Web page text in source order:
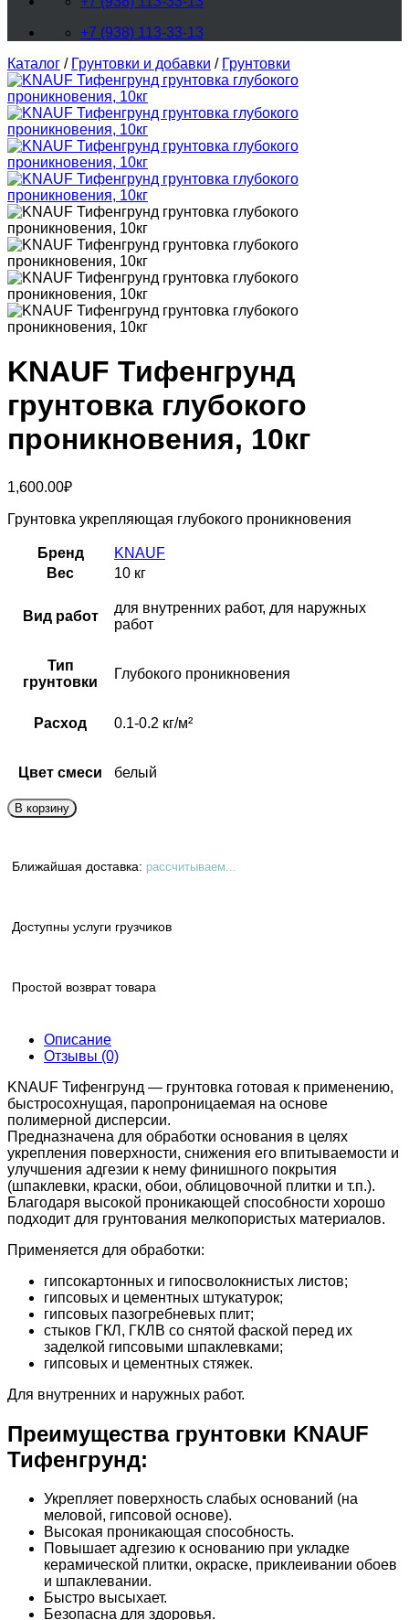
+7 (938) 113-33-13
Каталог / Грунтовки и добавки / Грунтовки
KNAUF Тифенгрунд
грунтовка глубокого
проникновения, 10кг
1,600.00₽
Грунтовка укрепляющая глубокого проникновения
Бренд
KNAUF
Вес
10 кг
Вид работ
для внутренних работ, для наружных
работ
Тип
грунтовки
Глубокого проникновения
Расход 0.1-0.2 кг/м²
Цвет смеси белый
В корзину
Ближайшая доставка: рассчитываем...
Доступны услуги грузчиков
Простой возврат товара
Описание
Отзывы (0)
KNAUF Тифенгрунд — грунтовка готовая к применению,
быстросохнущая, паропроницаемая на основе
полимерной дисперсии.
Предназначена для обработки основания в целях
укрепления поверхности, снижения его впитываемости и
улучшения адгезии к нему финишного покрытия
(шпаклевки, краски, обои, облицовочной плитки и т.п.).
Благодаря высокой проникающей способности хорошо
подходит для грунтования мелкопористых материалов.
Применяется для обработки:
гипсокартонных и гипосволокнистых листов;
гипсовых и цементных штукатурок;
гипсовых пазогребневых плит;
стыков ГКЛ, ГКЛВ со снятой фаской перед их
заделкой гипсовыми шпаклевками;
гипсовых и цементных стяжек.
Для внутренних и наружных работ.
Преимущества грунтовки KNAUF
Тифенгрунд:
Укрепляет поверхность слабых оснований (на
меловой, гипсовой основе).
Высокая проникающая способность.
Повышает адгезию к основанию при укладке
керамической плитки, окраске, приклеивании обоев
и шпаклевании.
Быстро высыхает.
Безопасна для здоровья.